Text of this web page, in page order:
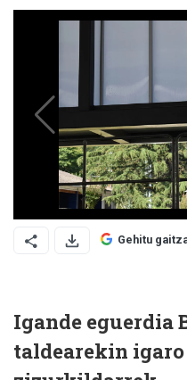
Gehitu
Igande eguerdia
taldearekin